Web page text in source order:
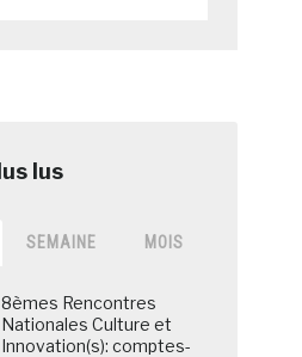
SEMAINE MOIS
8èmes Rencontres
Nationales Culture et
Innovation(s): comptes-